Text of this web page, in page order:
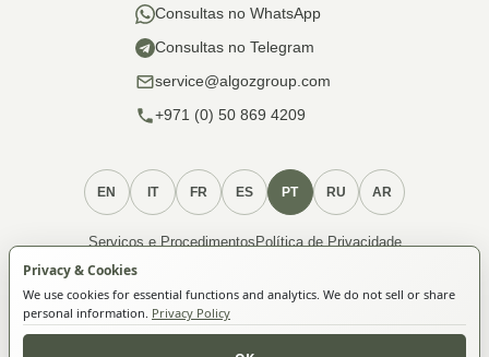
Consultas no WhatsApp
Consultas no Telegram
service@algozgroup.com
+971 (0) 50 869 4209
EN IT FR ES PT RU AR
Serviços e ProcedimentosPolítica de Privacidade
Política de Cookies
© 2026 ALGOZ FZ-LLC. Todos os direitos reservados.
Algoz FZ-LLC · License 5033995 · TRN 105119056700001 ·
Privacy & Cookies
We use cookies for essential functions and analytics. We do not sell or share
personal information. Privacy Policy